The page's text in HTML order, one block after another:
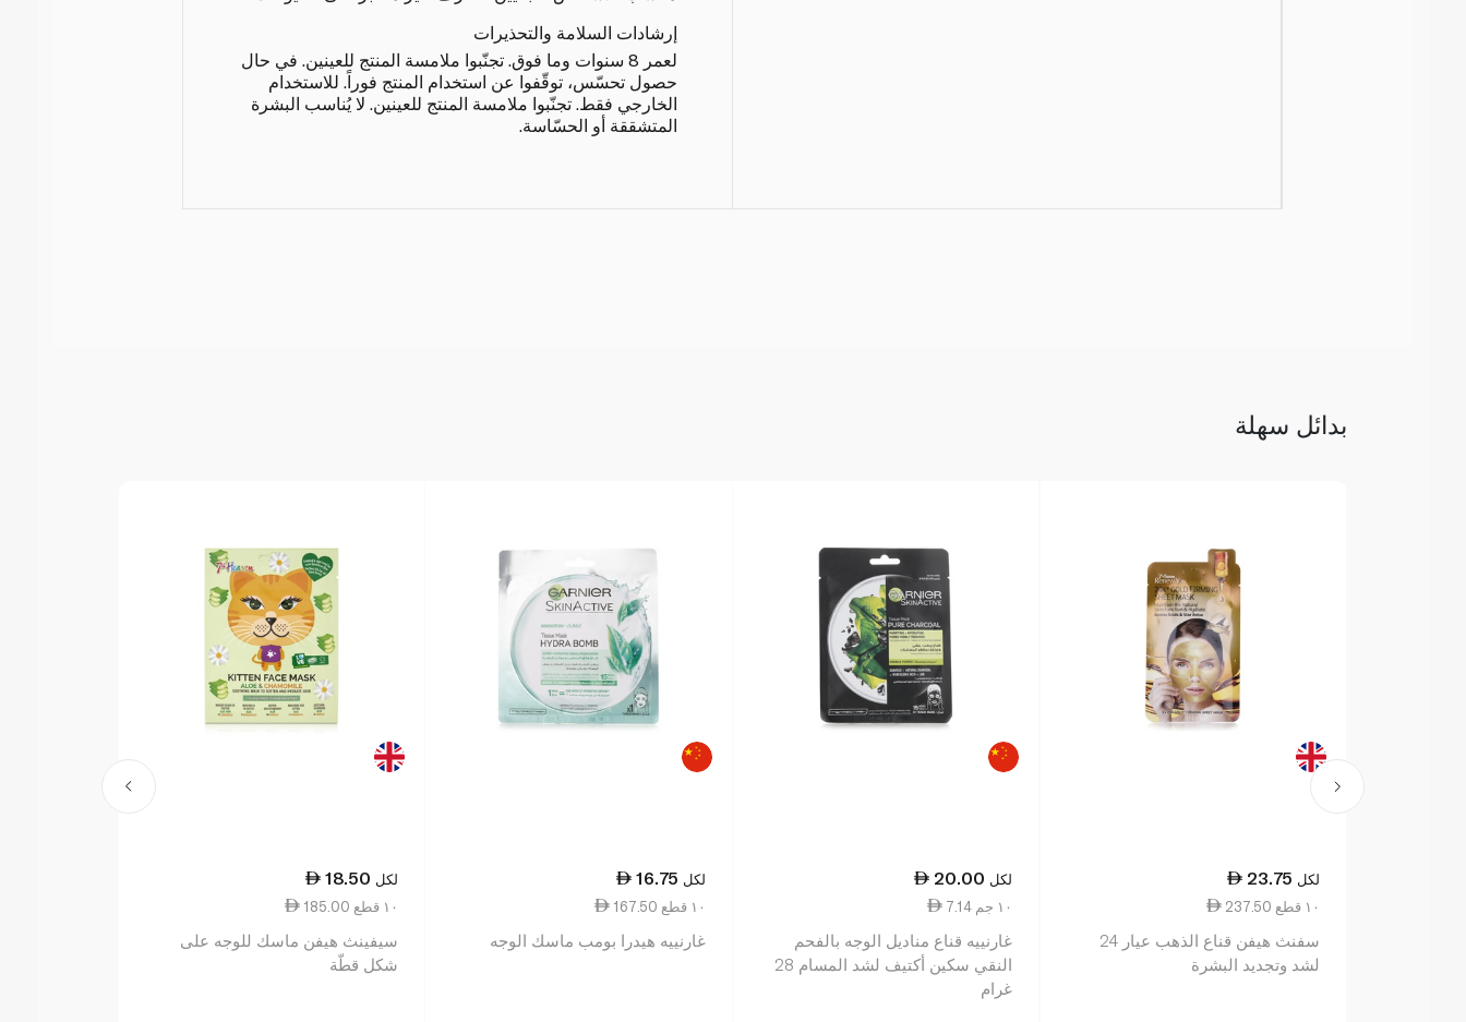
إرشادات السلامة والتحذيرات
لعمر 8 سنوات وما فوق. تجنّبوا ملامسة المنتج للعينين. في حال
حصول تحسّس، توقّفوا عن استخدام المنتج فوراً. للاستخدام
الخارجي فقط. تجنّبوا ملامسة المنتج للعينين. لا يُناسب البشرة
المتشققة أو الحسّاسة.
بدائل سهلة
23.75 لكل
237.50 ١٠ قطع
سفنث هيفن قناع الذهب عيار 24
لشد وتجديد البشرة
20.00 لكل
7.14 ١٠ جم
غارنييه قناع مناديل الوجه بالفحم
النقي سكين أكتيف لشد المسام 28
غرام
16.75 لكل
167.50 ١٠ قطع
غارنييه هيدرا بومب ماسك الوجه
18.50 لكل
185.00 ١٠ قطع
سيفينث هيفن ماسك للوجه على
شكل قطّة